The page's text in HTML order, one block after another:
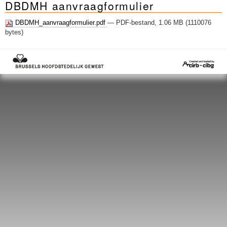
Sleutelwoorden
Stedenbouwkundige inlichtingen
DBDMH aanvraagformulier
DBDMH_aanvraagformulier.pdf — PDF-bestand, 1.06 MB (1110076
bytes)